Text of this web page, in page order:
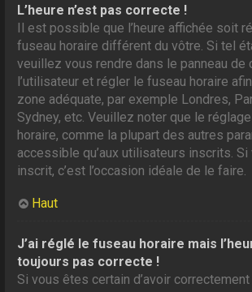
L’heure n’est pas correcte !
Il est possible que l’heure affichée soit
fuseau horaire différent du vôtre. Si tel
veuillez vous rendre dans le panneau de
l’utilisateur et régler le fuseau horaire
zone adéquate, par exemple Londres,
Sydney, etc. Veuillez noter que le
horaire, comme la plupart des autres
accessible qu’aux utilisateurs inscrits. Si
inscrit, c’est l’occasion idéale de le faire.
Haut
J’ai réglé le fuseau horaire mais
toujours pas correcte !
Si vous êtes certain d’avoir